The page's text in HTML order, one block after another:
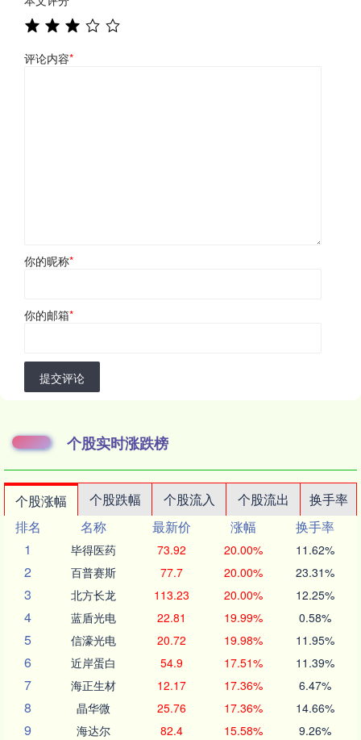
评论内容*
你的昵称*
你的邮箱*
提交评论
个股实时涨跌榜
个股涨幅 个股跌幅 个股流入 个股流出
换手率
排名
名称 最新价 涨幅
换手率
1
毕得医药 73.92 20.00% 11.62%
2 百普赛斯 77.7 20.00% 23.31%
3 北方长龙 113.23 20.00% 12.25%
4 蓝盾光电 22.81 19.99% 0.58%
5 信濠光电 20.72 19.98% 11.95%
6 近岸蛋白 54.9 17.51% 11.39%
7 海正生材 12.17 17.36% 6.47%
8 晶华微 25.76 17.36% 14.66%
9 海达尔 82.4 15.58% 9.26%